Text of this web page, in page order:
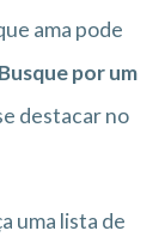
ama pode
Busque por um
destacar no
uma lista de